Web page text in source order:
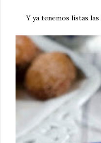
Y ya tenemos listas las